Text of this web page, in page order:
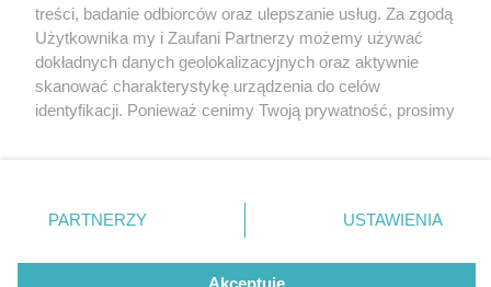
Nie zapomnij
zapoznać się z:
polityką prywatności regulamin korzystania z portali
Twojemiasto
Piekary Śląskie
Chorzów
Tarnowskie Góry
Gliwice
Skontakuj sięz nami
Kontakt
Wydawca
Redakcja
treści, badanie odbiorców oraz ulepszanie usług. Za zgodą
Użytkownika my i Zaufani Partnerzy możemy używać
dokładnych danych geolokalizacyjnych oraz aktywnie
skanować charakterystykę urządzenia do celów
identyfikacji. Ponieważ cenimy Twoją prywatność, prosimy
prywatności znajdujący się w lewym dolnym rogu strony
. Niektóre rodzaje przetwarzania danych nie wymagają
zgody użytkownika, ale masz prawo sprzeciwić się
takiemu przetwarzaniu. Preferencje będą miały
PARTNERZY USTAWIENIA
Akceptuję